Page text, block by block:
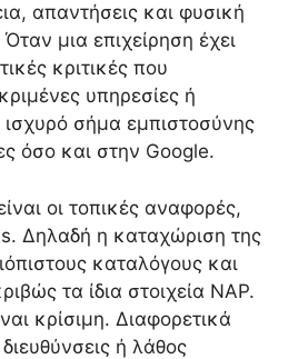
απαντήσεις και φυσική
μια επιχείρηση έχει
κριτικές που
υπηρεσίες ή
ισχυρό σήμα εμπιστοσύνης
όσο και στην Google.
οι τοπικές αναφορές,
Δηλαδή η καταχώριση της
καταλόγους και
τα ίδια στοιχεία NAP.
κρίσιμη. Διαφορετικά
ή λάθος